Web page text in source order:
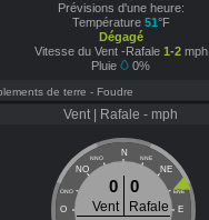
Prévisions d'une heure:
Température 51°F
Dégagé
Vitesse du Vent -Rafale 1-2mph
Pluie
0%
de terre - Foudre
Vent | Rafale - mph
N
NNO NNE
NO NE
ONO ENE
O E
0 0
Vent
Rafale